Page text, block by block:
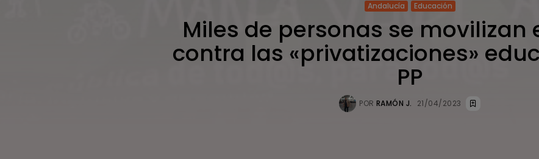
Andalucía Educación
Miles de personas se movilizan
contra las «privatizaciones»
PP
POR RAMÓN J. 21/04/2023